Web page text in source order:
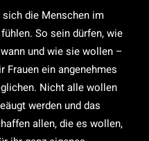
die Menschen im
So sein dürfen, wie
und wie sie wollen –
Frauen ein angenehmes
Nicht alle wollen
werden und das
allen, die es wollen,